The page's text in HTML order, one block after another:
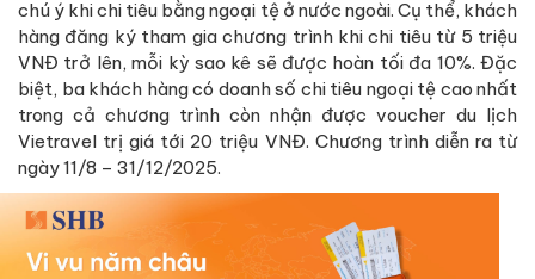
chú ý khi chi tiêu bằng ngoại tệ ở nước ngoài. Cụ thể, khách
hàng đăng ký tham gia chương trình khi chi tiêu từ 5 triệu
VNĐ trở lên, mỗi kỳ sao kê sẽ được hoàn tối đa 10%. Đặc
biệt, ba khách hàng có doanh số chi tiêu ngoại tệ cao nhất
trong cả chương trình còn nhận được voucher du lịch
Vietravel trị giá tới 20 triệu VNĐ. Chương trình diễn ra từ
ngày 11/8 – 31/12/2025.